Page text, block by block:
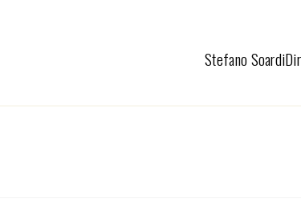
Stefano Soardi